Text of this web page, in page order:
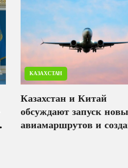
КАЗАХСТАН
Казахстан и Китай
обсуждают запуск
авиамаршрутов и